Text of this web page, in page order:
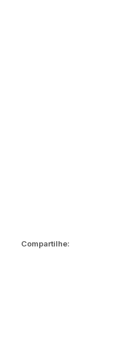
Compartilhe: